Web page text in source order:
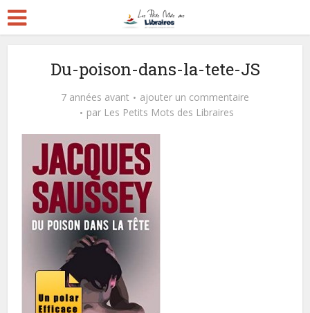
Du-poison-dans-la-tete-JS
7 années avant
ajouter un commentaire
par Les Petits Mots des Libraires